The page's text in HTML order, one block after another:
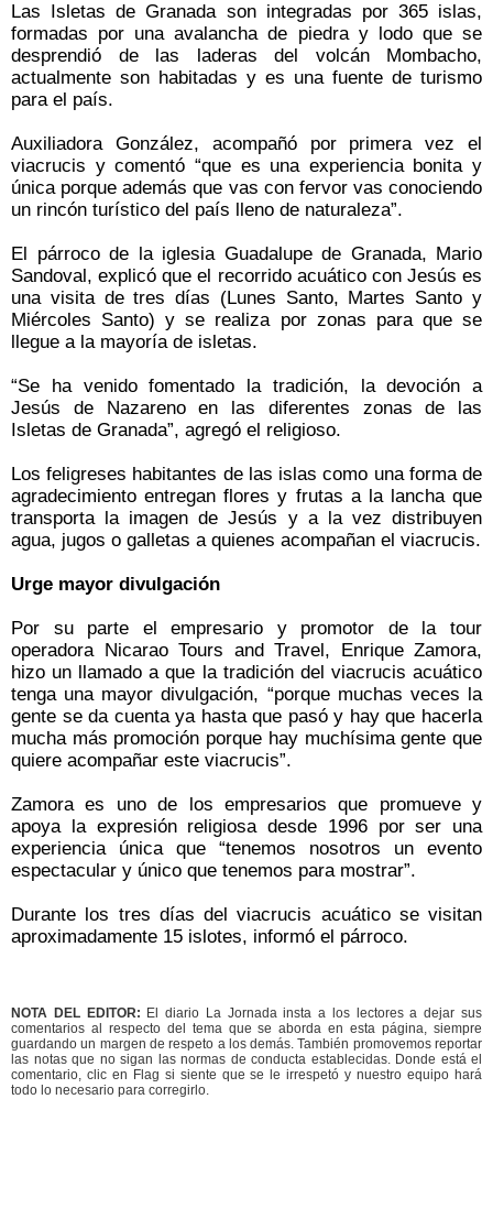
Las Isletas de Granada son integradas por 365 islas,
formadas por una avalancha de piedra y lodo que se
desprendió de las laderas del volcán Mombacho,
actualmente son habitadas y es una fuente de turismo
para el país.
Auxiliadora González, acompañó por primera vez el
viacrucis y comentó “que es una experiencia bonita y
única porque además que vas con fervor vas conociendo
un rincón turístico del país lleno de naturaleza”.
El párroco de la iglesia Guadalupe de Granada, Mario
Sandoval, explicó que el recorrido acuático con Jesús es
una visita de tres días (Lunes Santo, Martes Santo y
Miércoles Santo) y se realiza por zonas para que se
llegue a la mayoría de isletas.
“Se ha venido fomentado la tradición, la devoción a
Jesús de Nazareno en las diferentes zonas de las
Isletas de Granada”, agregó el religioso.
Los feligreses habitantes de las islas como una forma de
agradecimiento entregan flores y frutas a la lancha que
transporta la imagen de Jesús y a la vez distribuyen
agua, jugos o galletas a quienes acompañan el viacrucis.
Urge mayor divulgación
Por su parte el empresario y promotor de la tour
operadora Nicarao Tours and Travel, Enrique Zamora,
hizo un llamado a que la tradición del viacrucis acuático
tenga una mayor divulgación, “porque muchas veces la
gente se da cuenta ya hasta que pasó y hay que hacerla
mucha más promoción porque hay muchísima gente que
quiere acompañar este viacrucis”.
Zamora es uno de los empresarios que promueve y
apoya la expresión religiosa desde 1996 por ser una
experiencia única que “tenemos nosotros un evento
espectacular y único que tenemos para mostrar”.
Durante los tres días del viacrucis acuático se visitan
aproximadamente 15 islotes, informó el párroco.
NOTA DEL EDITOR: El diario La Jornada insta a los lectores a dejar sus
comentarios al respecto del tema que se aborda en esta página, siempre
guardando un margen de respeto a los demás. También promovemos reportar
las notas que no sigan las normas de conducta establecidas. Donde está el
comentario, clic en Flag si siente que se le irrespetó y nuestro equipo hará
todo lo necesario para corregirlo.